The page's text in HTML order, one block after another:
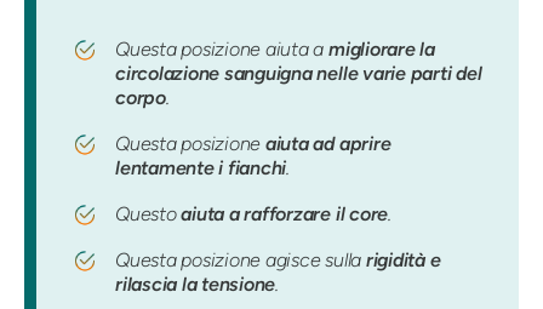
Questa posizione aiuta a migliorare la
circolazione sanguigna nelle varie parti del
corpo.
Questa posizione aiuta ad aprire
lentamente i fianchi.
Questoaiuta a rafforzare il core.
Questa posizione agisce sulla rigidità e
rilascia la tensione.